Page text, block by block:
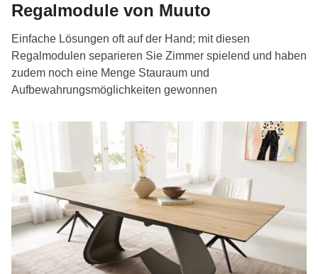
Regalmodule von Muuto
Einfache Lösungen oft auf der Hand; mit diesen
Regalmodulen separieren Sie Zimmer spielend und haben
zudem noch eine Menge Stauraum und
Aufbewahrungsmöglichkeiten gewonnen